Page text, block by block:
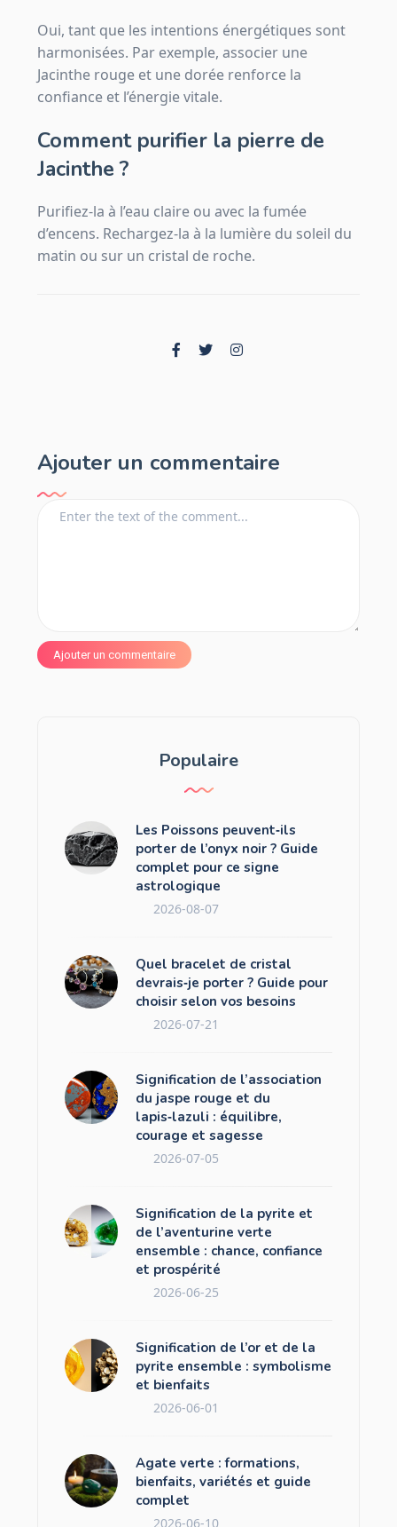
Oui, tant que les intentions énergétiques sont
harmonisées. Par exemple, associer une
Jacinthe rouge et une dorée renforce la
confiance et l’énergie vitale.
Comment purifier la pierre de
Jacinthe ?
Purifiez-la à l’eau claire ou avec la fumée
d’encens. Rechargez-la à la lumière du soleil du
matin ou sur un cristal de roche.
Ajouter un commentaire
Ajouter un commentaire
Populaire
Les Poissons peuvent‑ils
porter de l’onyx noir ? Guide
complet pour ce signe
astrologique
2026-08-07
Quel bracelet de cristal
devrais‑je porter ? Guide pour
choisir selon vos besoins
2026-07-21
Signification de l’association
du jaspe rouge et du
lapis‑lazuli : équilibre,
courage et sagesse
2026-07-05
Signification de la pyrite et
de l’aventurine verte
ensemble : chance, confiance
et prospérité
2026-06-25
Signification de l’or et de la
pyrite ensemble : symbolisme
et bienfaits
2026-06-01
Agate verte : formations,
bienfaits, variétés et guide
complet
2026-06-10